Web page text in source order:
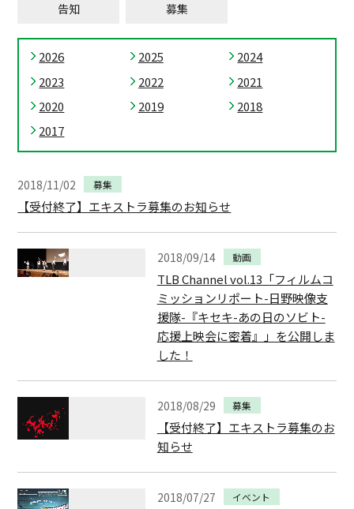
告知 募集
2026 2025
2024
2023
2022
2021
2020
2019
2018
2017
2018/11/02 募集
【受付終了】エキストラ募集のお知らせ
2018/09/14 動画
TLB Channel vol.13「フィルムコ
ミッションリポート-日野映像支
援隊-『キセキ-あの日のソビト-
応援上映会に密着』」を公開しま
した！
2018/08/29 募集
【受付終了】エキストラ募集のお
知らせ
2018/07/27 イベント